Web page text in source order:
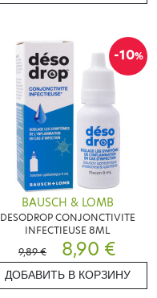
-10%
BAUSCH & LOMB
DESODROP CONJONCTIVITE
INFECTIEUSE 8ML
9,89 €
8,90 €
ДОБАВИТЬ В КОРЗИНУ